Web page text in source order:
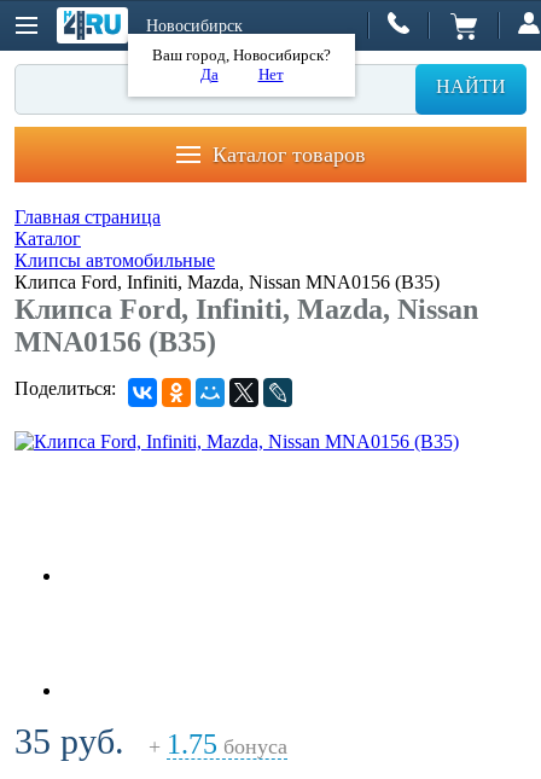
Новосибирск
Ваш город, Новосибирск?
Да
Нет
НАЙТИ
Каталог товаров
Главная страница
Каталог
Клипсы автомобильные
Клипса Ford, Infiniti, Mazda, Nissan MNA0156 (B35)
Клипса Ford, Infiniti, Mazda, Nissan
MNA0156 (B35)
Поделиться:
35 руб. + 1.75 бонуса